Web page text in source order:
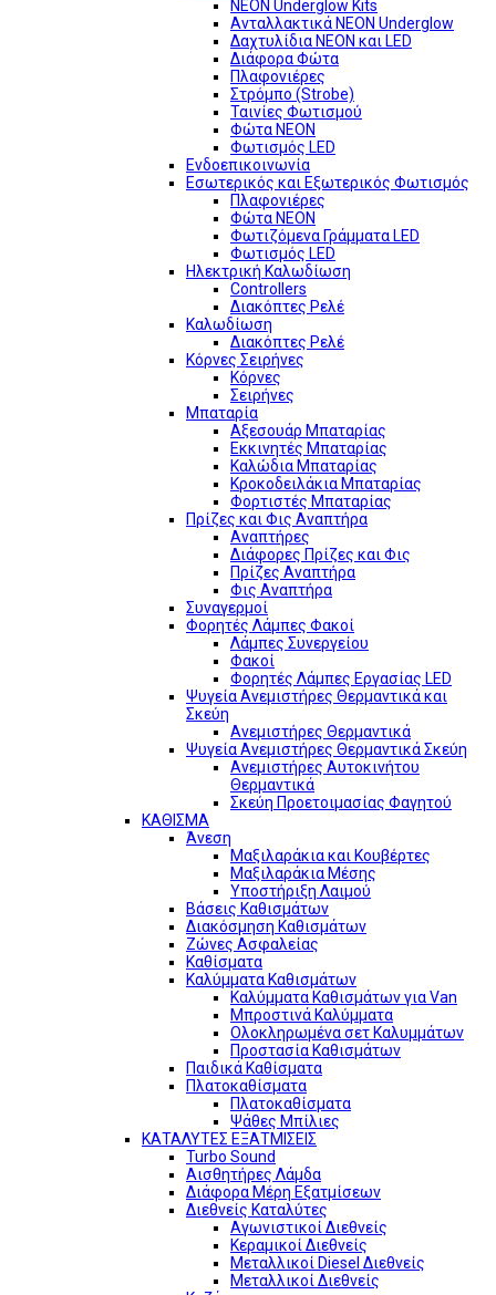
NEON Underglow Kits
Ανταλλακτικά NEON Underglow
Δαχτυλίδια NEON και LED
Διάφορα Φώτα
Πλαφονιέρες
Στρόμπο (Strobe)
Ταινίες Φωτισμού
Φώτα NEON
Φωτισμός LED
Ενδοεπικοινωνία
Εσωτερικός και Εξωτερικός Φωτισμός
Πλαφονιέρες
Φώτα NEON
Φωτιζόμενα Γράμματα LED
Φωτισμός LED
Ηλεκτρική Καλωδίωση
Controllers
Διακόπτες Ρελέ
Καλωδίωση
Διακόπτες Ρελέ
Κόρνες Σειρήνες
Κόρνες
Σειρήνες
Μπαταρία
Αξεσουάρ Μπαταρίας
Εκκινητές Μπαταρίας
Καλώδια Μπαταρίας
Κροκοδειλάκια Μπαταρίας
Φορτιστές Μπαταρίας
Πρίζες και Φις Αναπτήρα
Αναπτήρες
Διάφορες Πρίζες και Φις
Πρίζες Αναπτήρα
Φις Αναπτήρα
Συναγερμοί
Φορητές Λάμπες Φακοί
Λάμπες Συνεργείου
Φακοί
Φορητές Λάμπες Εργασίας LED
Ψυγεία Ανεμιστήρες Θερμαντικά και
Σκεύη
Ανεμιστήρες Θερμαντικά
Ψυγεία Ανεμιστήρες Θερμαντικά Σκεύη
Ανεμιστήρες Αυτοκινήτου
Θερμαντικά
Σκεύη Προετοιμασίας Φαγητού
ΚΑΘΙΣΜΑ
Άνεση
Μαξιλαράκια και Κουβέρτες
Μαξιλαράκια Μέσης
Υποστήριξη Λαιμού
Βάσεις Καθισμάτων
Διακόσμηση Καθισμάτων
Ζώνες Ασφαλείας
Καθίσματα
Καλύμματα Καθισμάτων
Καλύμματα Καθισμάτων για Van
Μπροστινά Καλύμματα
Ολοκληρωμένα σετ Καλυμμάτων
Προστασία Καθισμάτων
Παιδικά Καθίσματα
Πλατοκαθίσματα
Πλατοκαθίσματα
Ψάθες Μπίλιες
ΚΑΤΑΛΥΤΕΣ ΕΞΑΤΜΙΣΕΙΣ
Turbo Sound
Αισθητήρες Λάμδα
Διάφορα Μέρη Εξατμίσεων
Διεθνείς Καταλύτες
Αγωνιστικοί Διεθνείς
Κεραμικοί Διεθνείς
Μεταλλικοί Diesel Διεθνείς
Μεταλλικοί Διεθνείς